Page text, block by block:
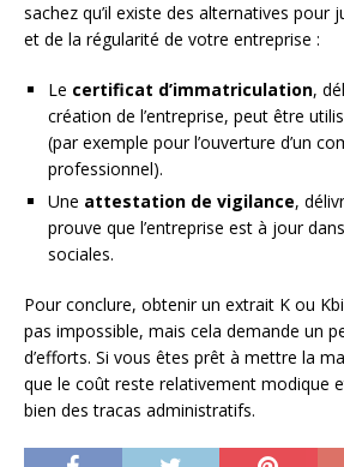
sachez qu’il existe des alternatives pour
et de la régularité de votre entreprise :
Le certificat d’immatriculation,
création de l’entreprise, peut être
(par exemple pour l’ouverture d’un
professionnel).
Une attestation de vigilance,
prouve que l’entreprise est à jour
sociales.
Pour conclure, obtenir un extrait K ou
pas impossible, mais cela demande un
d’efforts. Si vous êtes prêt à mettre la
que le coût reste relativement modique
bien des tracas administratifs.